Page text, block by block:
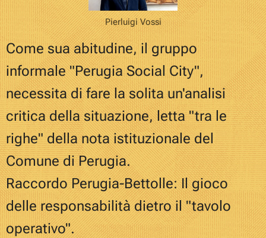
Pierluigi Vossi
Come sua abitudine, il gruppo
informale "Perugia Social City",
necessita di fare la solita un'analisi
critica della situazione, letta "tra le
righe" della nota istituzionale del
Comune di Perugia.
Raccordo Perugia-Bettolle: Il gioco
delle responsabilità dietro il "tavolo
operativo".